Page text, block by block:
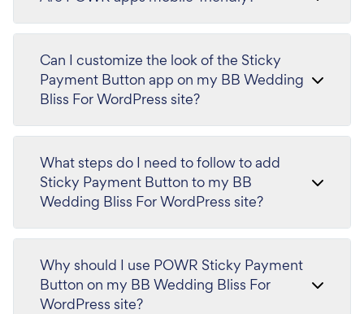
Can I customize the look of the Sticky
Payment Button app on my BB Wedding
Bliss For WordPress site?
What steps do I need to follow to add
Sticky Payment Button to my BB
Wedding Bliss For WordPress site?
Why should I use POWR Sticky Payment
Button on my BB Wedding Bliss For
WordPress site?